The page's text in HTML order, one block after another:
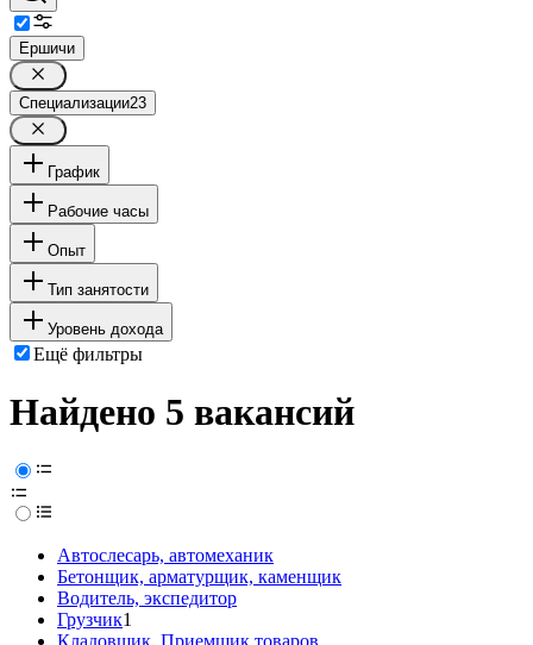
Ершичи
Специализации23
График
Рабочие часы
Опыт
Тип занятости
Уровень дохода
Ещё фильтры
Найдено 5 вакансий
Автослесарь, автомеханик
Бетонщик, арматурщик, каменщик
Водитель, экспедитор
Грузчик1